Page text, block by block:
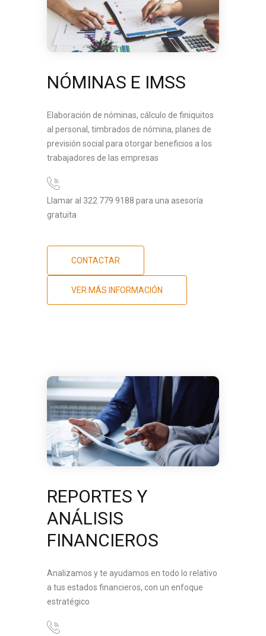
NÓMINAS E IMSS
Elaboración de nóminas, cálculo de finiquitos
al personal, timbrados de nómina, planes de
previsión social para otorgar beneficios a los
trabajadores de las empresas
Llamar al 322 779 9188 para una asesoría
gratuita
CONTACTAR
VER MÁS INFORMACIÓN
REPORTES Y
ANÁLISIS
FINANCIEROS
Analizamos y te ayudamos en todo lo relativo
a tus estados financieros, con un enfoque
estratégico